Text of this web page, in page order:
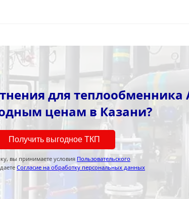
для теплообменника
ценам в Казани?
Получить выгодное ТКП
вы принимаете условия Пользовательского
Согласие на обработку персональных данных